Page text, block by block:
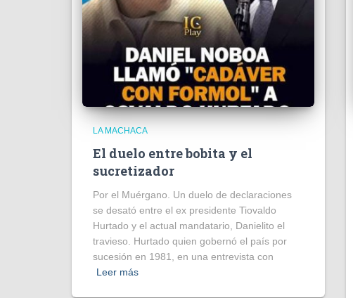
LA MACHACA
El duelo entre bobita y el
sucretizador
Por el Muérgano. Un duelo de declaraciones
se desató entre el ex presidente Tiovaldo
Hurtado y el actual mandatario, Danielito el
travieso. Hurtado quien gobernó el país por
sucesión en 1981, en una entrevista con
Leer más